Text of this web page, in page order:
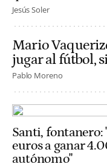
Jesús Soler
Mario
jugar al fútbol,
Pablo Moreno
Santi, fontanero:
euros a ganar
autónomo"